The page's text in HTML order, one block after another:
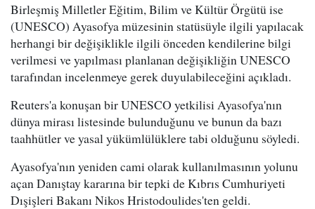
Birleşmiş Milletler Eğitim, Bilim ve Kültür Örgütü ise
(UNESCO) Ayasofya müzesinin statüsüyle ilgili yapılacak
herhangi bir değişiklikle ilgili önceden kendilerine bilgi
verilmesi ve yapılması planlanan değişikliğin UNESCO
tarafından incelenmeye gerek duyulabileceğini açıkladı.
Reuters'a konuşan bir UNESCO yetkilisi Ayasofya'nın
dünya mirası listesinde bulunduğunu ve bunun da bazı
taahhütler ve yasal yükümlülüklere tabi olduğunu söyledi.
Ayasofya'nın yeniden cami olarak kullanılmasının yolunu
açan Danıştay kararına bir tepki de Kıbrıs Cumhuriyeti
Dışişleri Bakanı Nikos Hristodoulides'ten geldi.